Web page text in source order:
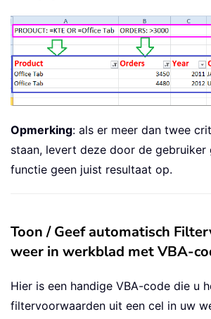
Opmerking: als er meer dan twee
staan, levert deze door de gebruiker
functie geen juist resultaat op.
Toon / Geef automatisch
weer in werkblad met VBA-
Hier is een handige VBA-code die u
filtervoorwaarden uit een cel in uw